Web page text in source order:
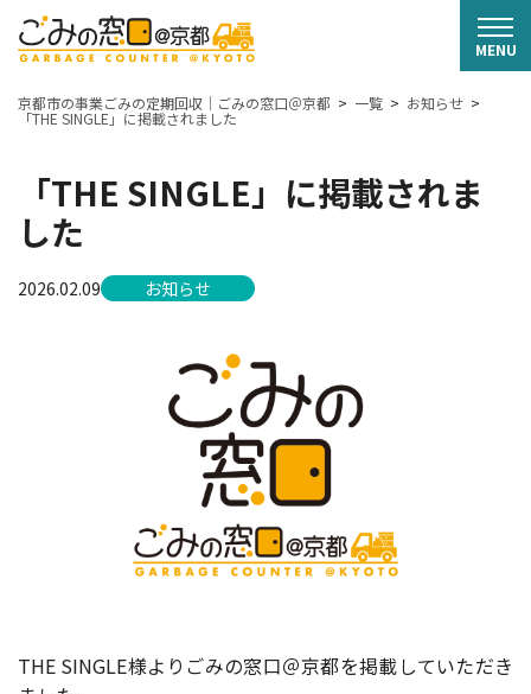
京都市の事業ごみの定期回収｜ごみの窓口＠京都 一覧 お知らせ
「THE SINGLE」に掲載されました
「THE SINGLE」に掲載されま
した
2026.02.09 お知らせ
THE SINGLE様よりごみの窓口＠京都を掲載していただき